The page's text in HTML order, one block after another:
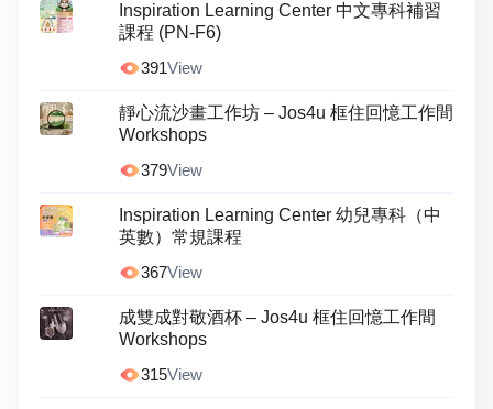
Inspiration Learning Center 中文專科補習
課程 (PN-F6)
391View
靜心流沙畫工作坊 – Jos4u 框住回憶工作間
Workshops
379View
Inspiration Learning Center 幼兒專科（中
英數）常規課程
367View
成雙成對敬酒杯 – Jos4u 框住回憶工作間
Workshops
315View